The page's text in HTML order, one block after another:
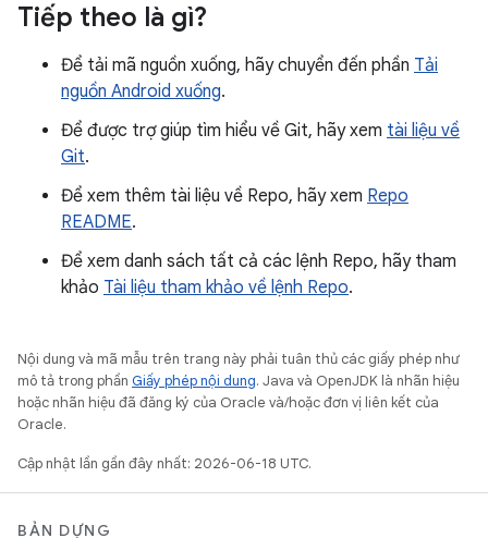
Tiếp theo là gì?
Để tải mã nguồn xuống, hãy chuyển đến phần Tải
nguồn Android xuống.
Để được trợ giúp tìm hiểu về Git, hãy xem tài liệu về
Git.
Để xem thêm tài liệu về Repo, hãy xem Repo
README.
Để xem danh sách tất cả các lệnh Repo, hãy tham
khảo Tài liệu tham khảo về lệnh Repo.
Nội dung và mã mẫu trên trang này phải tuân thủ các giấy phép như
mô tả trong phần Giấy phép nội dung. Java và OpenJDK là nhãn hiệu
hoặc nhãn hiệu đã đăng ký của Oracle và/hoặc đơn vị liên kết của
Oracle.
Cập nhật lần gần đây nhất: 2026-06-18 UTC.
BẢN DỰNG